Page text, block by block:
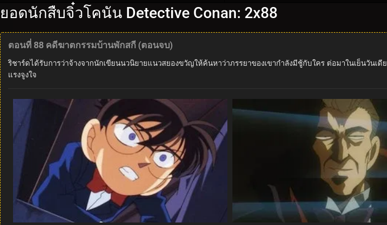
ยอดนักสืบจิ๋วโคนัน Detective Conan: 2x88
ตอนที่ 88 คดีฆาตกรรมบ้านพักสกี (ตอนจบ)
ริชาร์ดได้รับการว่าจ้างจากนักเขียนนวนิยายแนวสยองขวัญให้ค้นหาว่าภรรยาของเขากำลังมีชู้กับใคร ต่อมาในเย็นวั
แรงจูงใจ